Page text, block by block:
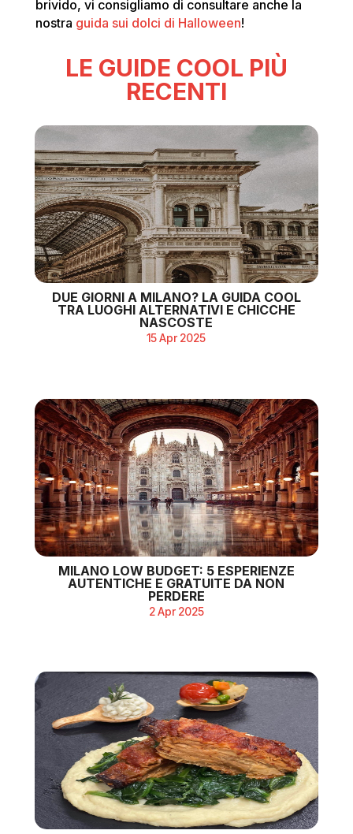
brivido, vi consigliamo di consultare anche la
nostra guida sui dolci di Halloween!
LE GUIDE COOL PIÙ
RECENTI
DUE GIORNI A MILANO? LA GUIDA COOL
TRA LUOGHI ALTERNATIVI E CHICCHE
NASCOSTE
15 Apr 2025
MILANO LOW BUDGET: 5 ESPERIENZE
AUTENTICHE E GRATUITE DA NON
PERDERE
2 Apr 2025